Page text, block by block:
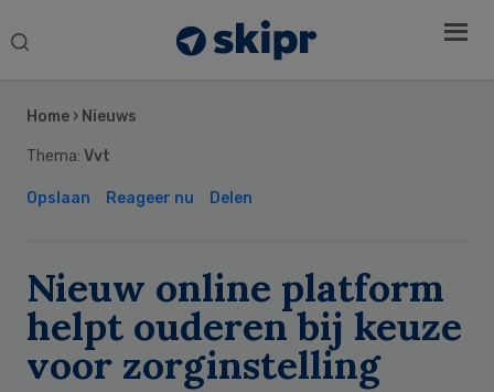
Search
Home › Nieuws
Thema: Vvt
Opslaan Reageer nu Delen
Nieuw online platform
helpt ouderen bij keuze
voor zorginstelling
Sidebar